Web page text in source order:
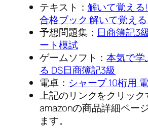
テキスト： 解いて覚える
合格ブック 解いて覚え
予想問題集： 日商簿記3
ート模試
ゲームソフト：本気で学
る DS日商簿記3級
電卓： シャープ 10桁用
上記のリンクをクリック
amazonの商品詳細ペー
ます。